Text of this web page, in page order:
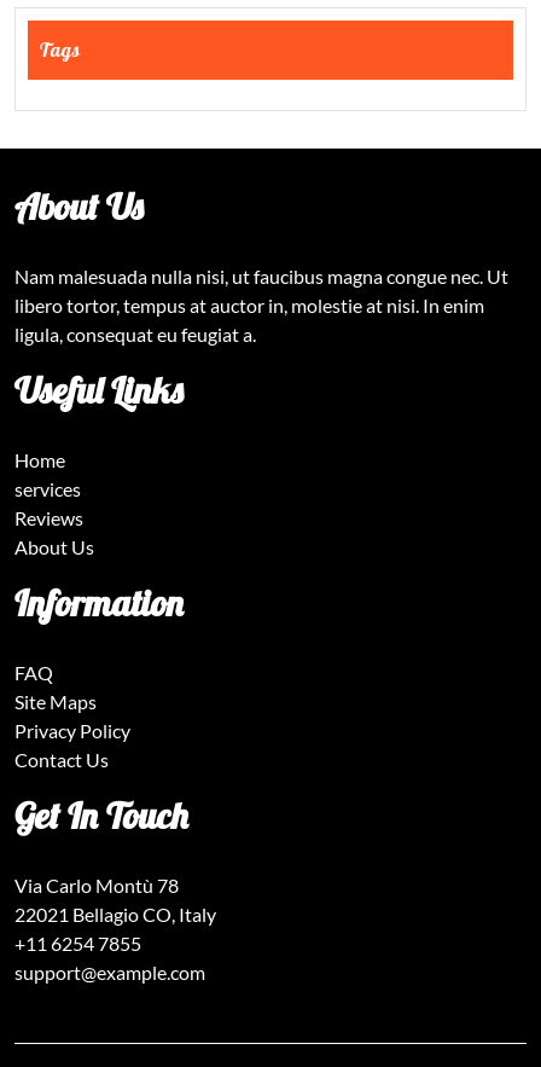
Tags
About Us
Nam malesuada nulla nisi, ut faucibus magna congue nec. Ut
libero tortor, tempus at auctor in, molestie at nisi. In enim
ligula, consequat eu feugiat a.
Useful Links
Home
services
Reviews
About Us
Information
FAQ
Site Maps
Privacy Policy
Contact Us
Get In Touch
Via Carlo Montù 78
22021 Bellagio CO, Italy
+11 6254 7855
support@example.com